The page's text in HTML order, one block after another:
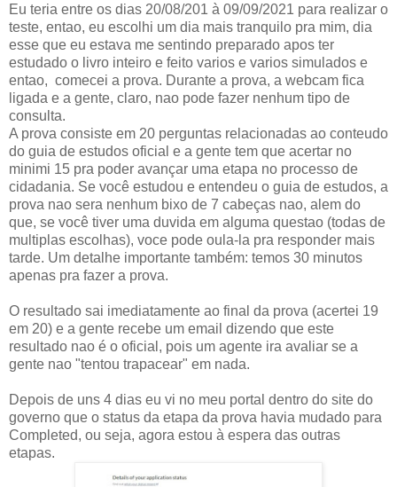
Eu teria entre os dias 20/08/201 à 09/09/2021 para realizar o
teste, entao, eu escolhi um dia mais tranquilo pra mim, dia
esse que eu estava me sentindo preparado apos ter
estudado o livro inteiro e feito varios e varios simulados e
entao, comecei a prova. Durante a prova, a webcam fica
ligada e a gente, claro, nao pode fazer nenhum tipo de
consulta.
A prova consiste em 20 perguntas relacionadas ao conteudo
do guia de estudos oficial e a gente tem que acertar no
minimi 15 pra poder avançar uma etapa no processo de
cidadania. Se você estudou e entendeu o guia de estudos, a
prova nao sera nenhum bixo de 7 cabeças nao, alem do
que, se você tiver uma duvida em alguma questao (todas de
multiplas escolhas), voce pode oula-la pra responder mais
tarde. Um detalhe importante também: temos 30 minutos
apenas pra fazer a prova.
O resultado sai imediatamente ao final da prova (acertei 19
em 20) e a gente recebe um email dizendo que este
resultado nao é o oficial, pois um agente ira avaliar se a
gente nao "tentou trapacear" em nada.
Depois de uns 4 dias eu vi no meu portal dentro do site do
governo que o status da etapa da prova havia mudado para
Completed, ou seja, agora estou à espera das outras
etapas.